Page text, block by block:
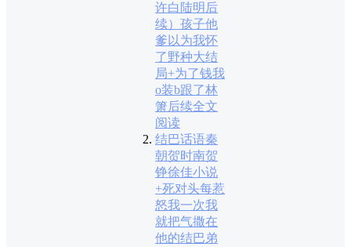
许白陆明后
续）孩子他
爹以为我怀
了野种大结
局+为了钱我
o装b跟了林
箫后续全文
阅读
结巴话语秦
朝贺时南贺
铮徐佳小说
+死对头每惹
怒我一次我
就把气撒在
他的结巴弟